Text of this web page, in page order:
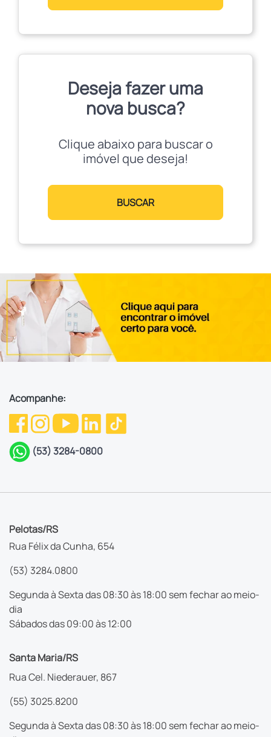
Deseja fazer uma
nova busca?
Clique abaixo para buscar o
imóvel que deseja!
BUSCAR
Acompanhe:
(53) 3284-0800
Pelotas/RS
Rua Félix da Cunha, 654
(53) 3284.0800
Segunda à Sexta das 08:30 às 18:00 sem fechar ao meio-
dia
Sábados das 09:00 às 12:00
Santa Maria/RS
Rua Cel. Niederauer, 867
(55) 3025.8200
Segunda à Sexta das 08:30 às 18:00 sem fechar ao meio-